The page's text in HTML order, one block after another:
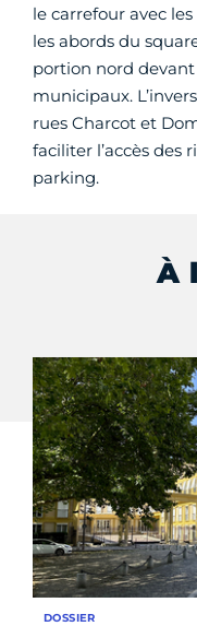
le carrefour avec
les abords du
portion nord
municipaux.
rues Charcot et
faciliter l’accès des
parking.
À
DOSSIER